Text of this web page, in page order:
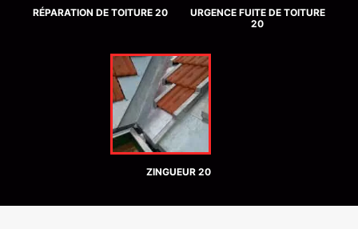
RÉPARATION DE TOITURE 20
URGENCE FUITE DE TOITURE
20
ZINGUEUR 20